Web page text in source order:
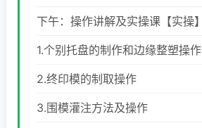
下午：操作讲解及实操课【实操】
1.个别托盘的制作和边缘整塑操作
2.终印模的制取操作
3.围模灌注方法及操作